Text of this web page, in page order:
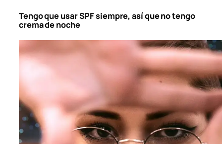
Tengo que usar SPF siempre, así que no tengo
crema de noche